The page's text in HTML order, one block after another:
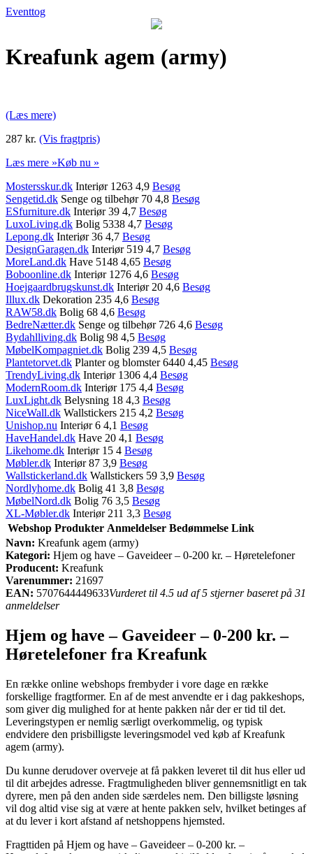
Eventtog
Kreafunk agem (army)
(Læs mere)
287 kr. (Vis fragtpris)
Læs mere »Køb nu »
Mostersskur.dk Interiør 1263 4,9 Besøg
Sengetid.dk Senge og tilbehør 70 4,8 Besøg
ESfurniture.dk Interiør 39 4,7 Besøg
LuxoLiving.dk Bolig 5338 4,7 Besøg
Lepong.dk Interiør 36 4,7 Besøg
DesignGaragen.dk Interiør 519 4,7 Besøg
MoreLand.dk Have 5148 4,65 Besøg
Boboonline.dk Interiør 1276 4,6 Besøg
Hoejgaardbrugskunst.dk Interiør 20 4,6 Besøg
Illux.dk Dekoration 235 4,6 Besøg
RAW58.dk Bolig 68 4,6 Besøg
BedreNætter.dk Senge og tilbehør 726 4,6 Besøg
Bydahlliving.dk Bolig 98 4,5 Besøg
MøbelKompagniet.dk Bolig 239 4,5 Besøg
Plantetorvet.dk Planter og blomster 6440 4,45 Besøg
TrendyLiving.dk Interiør 1306 4,4 Besøg
ModernRoom.dk Interiør 175 4,4 Besøg
LuxLight.dk Belysning 18 4,3 Besøg
NiceWall.dk Wallstickers 215 4,2 Besøg
Unishop.nu Interiør 6 4,1 Besøg
HaveHandel.dk Have 20 4,1 Besøg
Likehome.dk Interiør 15 4 Besøg
Møbler.dk Interiør 87 3,9 Besøg
Wallstickerland.dk Wallstickers 59 3,9 Besøg
Nordlyhome.dk Bolig 41 3,8 Besøg
MøbelNord.dk Bolig 76 3,5 Besøg
XL-Møbler.dk Interiør 211 3,3 Besøg
Webshop Produkter Anmeldelser Bedømmelse Link
Navn: Kreafunk agem (army)
Kategori: Hjem og have – Gaveideer – 0-200 kr. – Høretelefoner
Producent: Kreafunk
Varenummer: 21697
EAN: 5707644449633Vurderet til 4.5 ud af 5 stjerner baseret på 31
anmeldelser
Hjem og have – Gaveideer – 0-200 kr. –
Høretelefoner fra Kreafunk
En række online webshops frembyder i vore dage en række
forskellige fragtformer. En af de mest anvendte er i dag pakkeshops,
som giver dig mulighed for at hente pakken når der er tid til det.
Leveringstypen er nemlig særligt overkommelig, og typisk
endvidere den prisbilligste leveringsmodel ved køb af Kreafunk
agem (army).
Du kunne derudover overveje at få pakken leveret til dit hus eller ud
til dit arbejdes adresse. Fragtmuligheden bliver gennemsnitligt en tak
dyrere, men på den anden side særdeles nem. Den billigste løsning
vil dog altid vise sig at være at hente pakken selv, hvilket betinges af
at du lever i kort afstand af netshoppens hjemsted.
Fragttiden på Hjem og have – Gaveideer – 0-200 kr. –